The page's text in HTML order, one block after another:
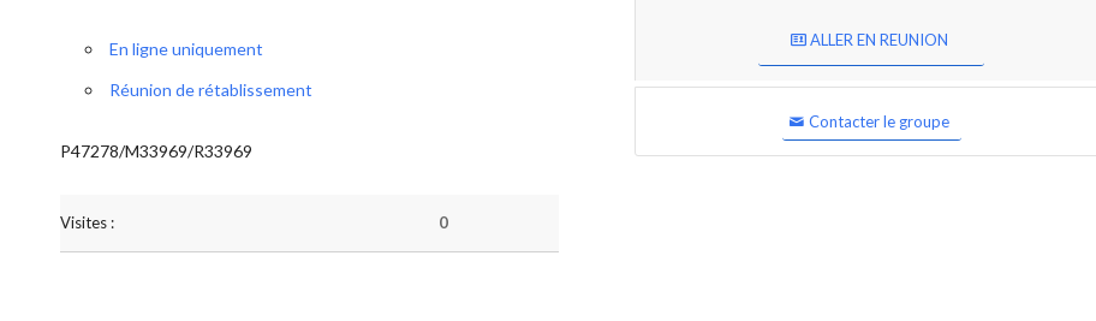
En ligne uniquement
Réunion de rétablissement
P47278/M33969/R33969
Visites : 0
ALLER EN REUNION
Contacter le groupe